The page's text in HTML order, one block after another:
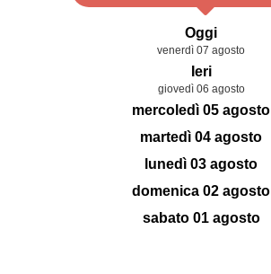
Oggi
venerdì 07 agosto
Ieri
giovedì 06 agosto
mercoledì 05 agosto
martedì 04 agosto
lunedì 03 agosto
domenica 02 agosto
sabato 01 agosto